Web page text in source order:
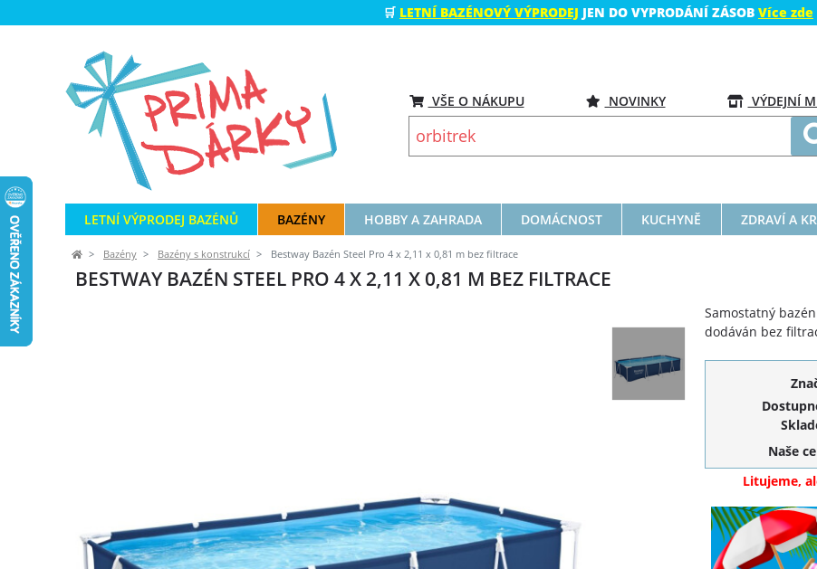
🛒 LETNÍ BAZÉNOVÝ VÝPRODEJ JEN DO VYPRODÁNÍ ZÁSOB Více zde
VŠE O NÁKUPU NOVINKY VÝDEJNÍ
LETNÍ VÝPRODEJ BAZÉNŮ BAZÉNY HOBBY A ZAHRADA DOMÁCNOST KUCHYNĚ ZDRAVÍ A
Bazény Bazény s konstrukcí Bestway Bazén Steel Pro 4 x 2,11 x 0,81 m bez filtrace
BESTWAY BAZÉN STEEL PRO 4 X 2,11 X 0,81 M BEZ FILTRACE
Samostatný
dodáván bez
Naše
Litujeme,